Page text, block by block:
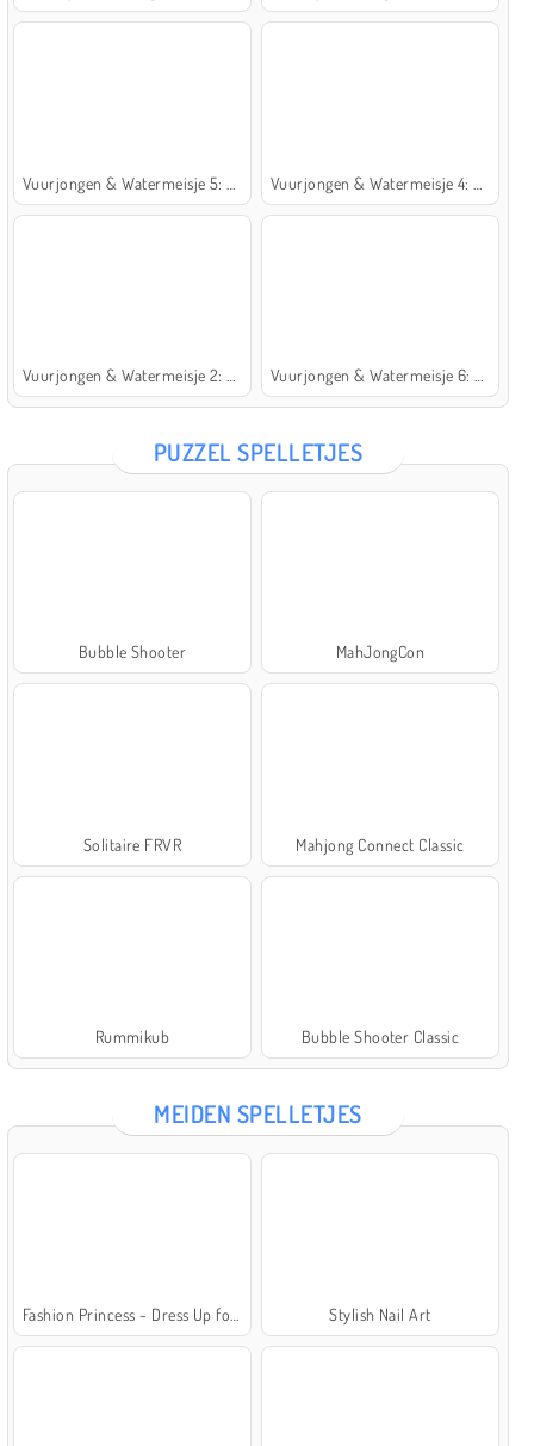
PUZZEL SPELLETJES
Bubble Shooter MahJongCon
Solitaire FRVR Mahjong Connect Classic
Rummikub Bubble Shooter Classic
MEIDEN SPELLETJES
Stylish Nail Art